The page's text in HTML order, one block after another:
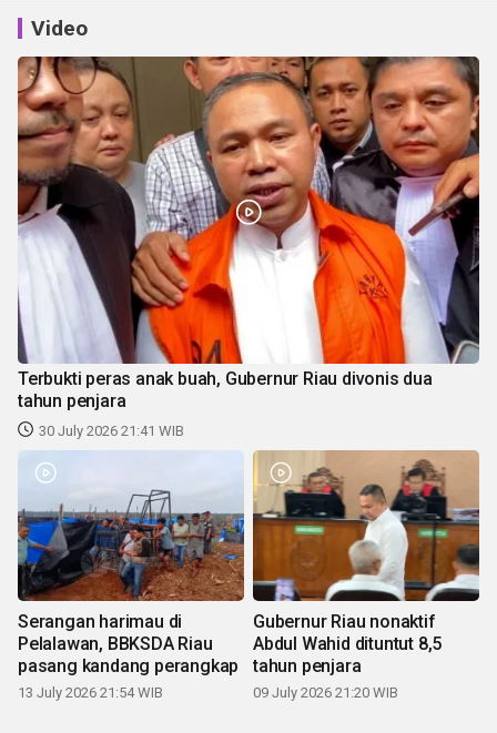
Video
Terbukti peras anak buah, Gubernur Riau divonis dua
tahun penjara
30 July 2026 21:41 WIB
Serangan harimau di
Pelalawan, BBKSDA Riau
pasang kandang perangkap
13 July 2026 21:54 WIB
Gubernur Riau nonaktif
Abdul Wahid dituntut 8,5
tahun penjara
09 July 2026 21:20 WIB